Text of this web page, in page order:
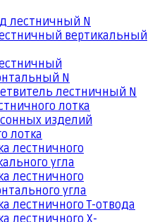
лестничный N
вертикальный
N
лестничный N
лотка
изделий
лотка
лестничного
угла
лестничного
угла
лестничного Т-отвода
лестничного Х-